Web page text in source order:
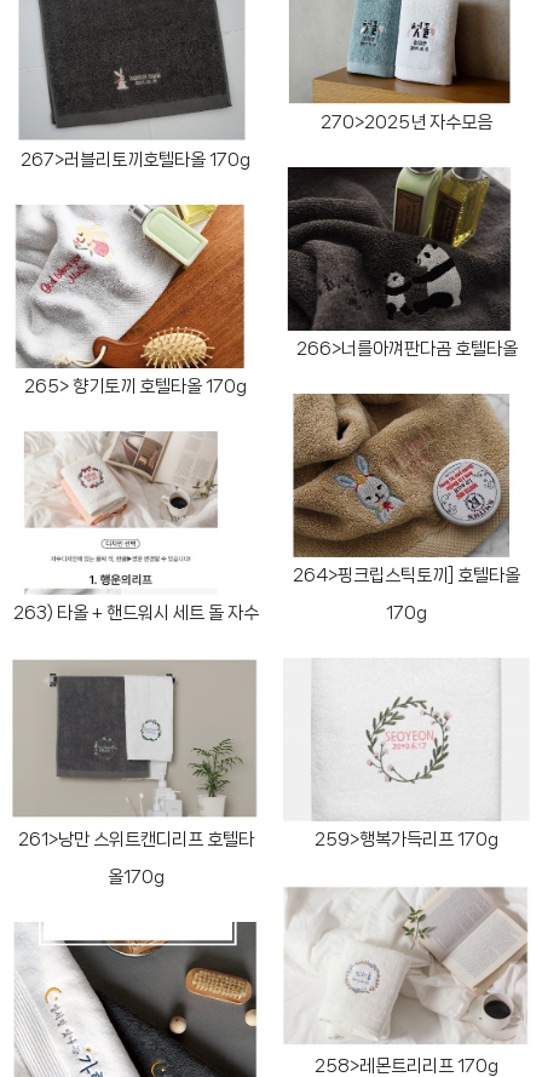
270>2025년 자수모음
267>러블리토끼호텔타올 170g
266>너를아껴판다곰 호텔타올
265> 향기토끼 호텔타올 170g
264>핑크립스틱토끼] 호텔타올
170g
263) 타올 + 핸드워시 세트 돌 자수
261>낭만 스위트캔디리프 호텔타
올170g
259>행복가득리프 170g
258>레몬트리리프 170g